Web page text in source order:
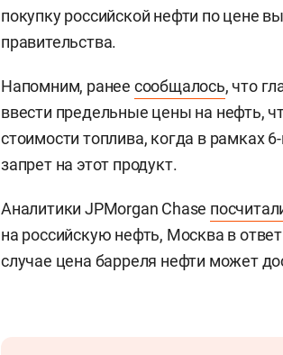
покупку российской нефти по цене
правительства.
Напомним, ранее сообщалось, что
ввести предельные цены на нефть,
стоимости топлива, когда в рамках
запрет на этот продукт.
Аналитики JPMorgan Chase
на российскую нефть, Москва в
случае цена барреля нефти может